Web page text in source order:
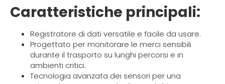
Caratteristiche principali:
Registratore di dati versatile e facile da usare.
Progettato per monitorare le merci sensibili
durante il trasporto su lunghi percorsi e in
ambienti critici.
Tecnologia avanzata dei sensori per una